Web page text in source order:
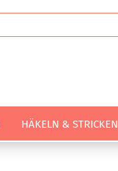
HÄKELN & STRICKEN